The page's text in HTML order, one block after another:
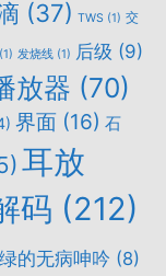
(37) TWS (1) 交
(1) 发烧线 (1) 后级 (9)
放器 (70)
界面 (16) 石
耳放
码 (212)
的无病呻吟 (8)